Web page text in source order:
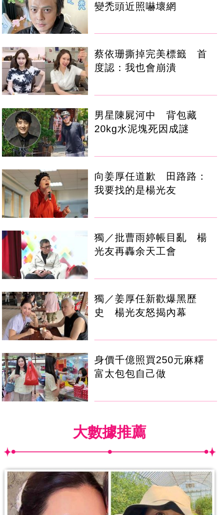
變禿頭近照嚇壞網
蔡依珊撕掉完美標籤 首
度認：我也會崩潰
男星陳屍河中 背包藏
20kg水泥塊死因成謎
向姜厚任道歉 田路路：
我要找的是楊光友
獨／批曹雨婷帳目亂 楊
光友再轟余天工會
獨／姜厚任新歡爆黑歷
史 楊光友怒揭內幕
身價千億照買250元麻糬
富太包包自己做
大數據推薦